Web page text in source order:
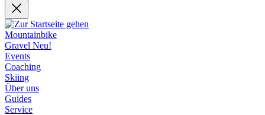
Mountainbike
Gravel Neu!
Events
Coaching
Skiing
Über uns
Guides
Service